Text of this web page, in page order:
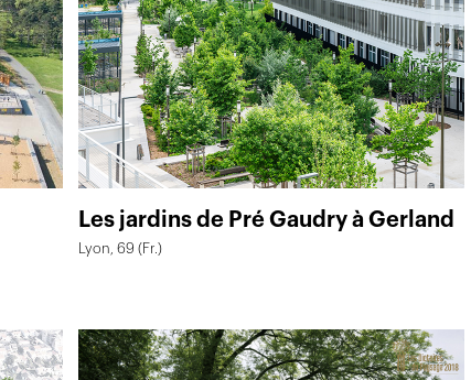
Les jardins de Pré Gaudry à Gerland
Lyon, 69 (Fr.)